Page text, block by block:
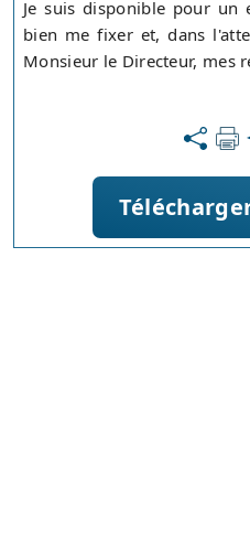
Je suis disponible pour un
bien me fixer et, dans
Monsieur le Directeur, mes